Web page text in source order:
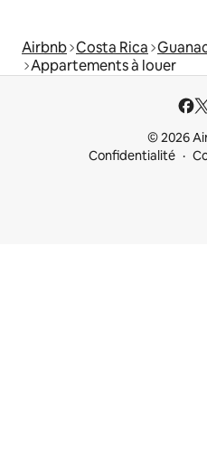
Airbnb Costa Rica
Appartements à louer
© 2026
Confidentialité